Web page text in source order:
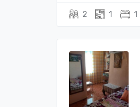
2 1 1